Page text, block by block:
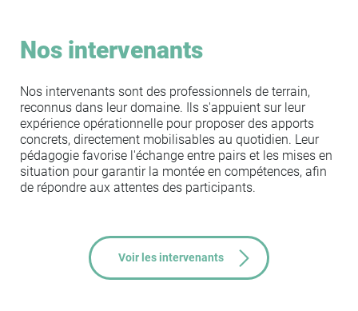
Nos intervenants
Nos intervenants sont des professionnels de terrain,
reconnus dans leur domaine. Ils s'appuient sur leur
expérience opérationnelle pour proposer des apports
concrets, directement mobilisables au quotidien. Leur
pédagogie favorise l'échange entre pairs et les mises en
situation pour garantir la montée en compétences, afin
de répondre aux attentes des participants.
Voir les intervenants